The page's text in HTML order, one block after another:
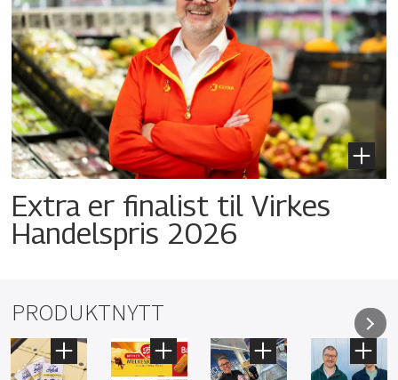
Extra er finalist til Virkes
Handelspris 2026
PRODUKTNYTT